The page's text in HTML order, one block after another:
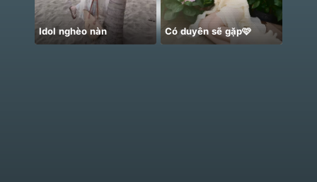
Idol nghèo nàn Có duyên sẽ gặp🩷